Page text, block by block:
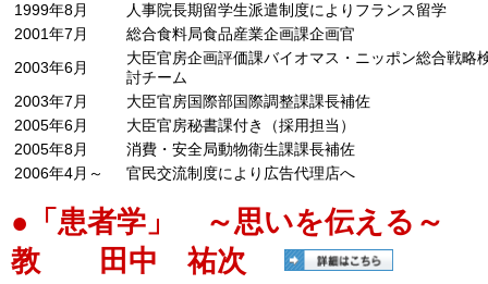
1999年8月
人事院長期留学生派遣制度によりフランス留学
2001年7月
総合食料局食品産業企画課企画官
2003年6月
大臣官房企画評価課バイオマス・ニッポン総合戦略
討チーム
2003年7月
大臣官房国際部国際調整課課長補佐
2005年6月
大臣官房秘書課付き（採用担当）
2005年8月
消費・安全局動物衛生課課長補佐
2006年4月～
官民交流制度により広告代理店へ
●「患者学」 ～思いを伝える～
教 田中 祐次